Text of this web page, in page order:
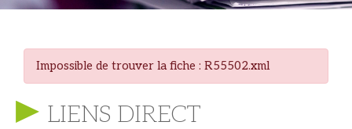
Impossible de trouver la fiche : R55502.xml
LIENS DIRECT